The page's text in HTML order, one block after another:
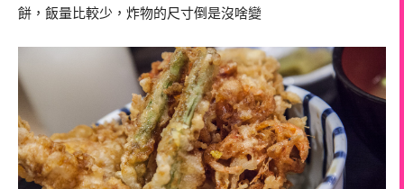
餅，飯量比較少，炸物的尺寸倒是沒啥變